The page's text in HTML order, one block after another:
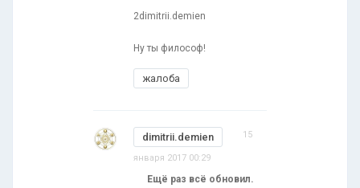
2dimitrii.demien
Ну ты философ!
жалоба
dimitrii.demien 15
января 2017 00:29
Ещё раз всё обновил.